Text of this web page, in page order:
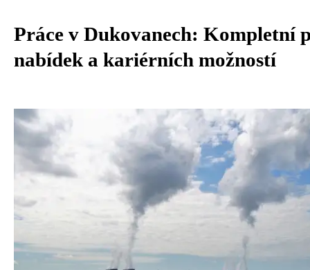
Práce v Dukovanech: Kompletní
nabídek a kariérních možností